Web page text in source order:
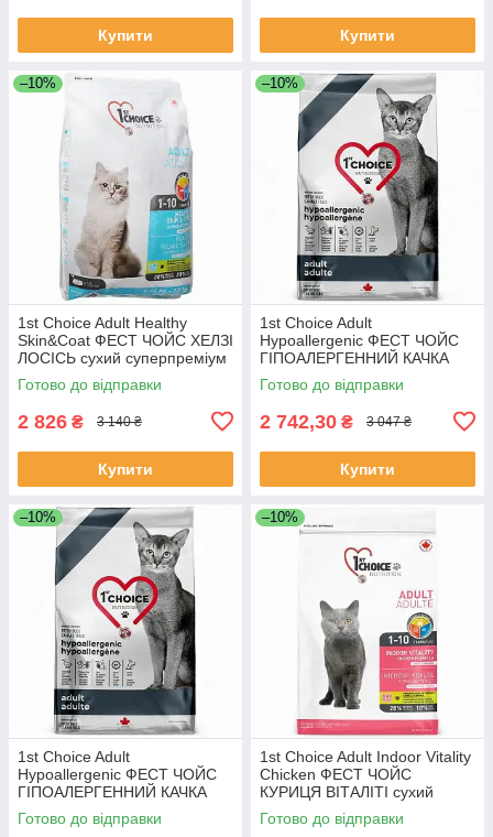
Купити Купити
–10%
1st Choice Adult Healthy
Skin&Coat ФЕСТ ЧОЙС ХЕЛЗІ
ЛОСІСЬ сухий суперпреміум
корм для котів, Якість
Готово до відправки
2 826 ₴ 3 140 ₴
Купити
–10%
1st Choice Adult
Hypoallergenic ФЕСТ ЧОЙС
ГІПОАЛЕРГЕННИЙ КАЧКА
сухий дієтичний беззерновий
корм для котів, Якість
Готово до відправки
2 742,30 ₴ 3 047 ₴
Купити
–10%
1st Choice Adult
Hypoallergenic ФЕСТ ЧОЙС
ГІПОАЛЕРГЕННИЙ КАЧКА
сухий дієтичний беззерновий
корм для котів, Якість
Готово до відправки
–10%
1st Choice Adult Indoor Vitality
Chicken ФЕСТ ЧОЙС
КУРИЦЯ ВІТАЛІТІ сухий
суперпреміум корм для котів,
Якість
Готово до відправки